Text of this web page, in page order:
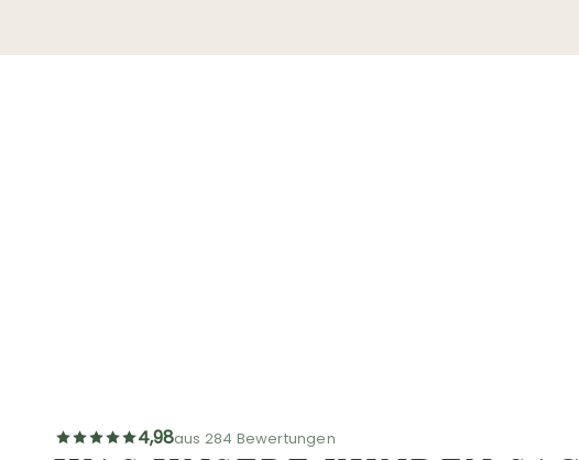
4,98aus 284 Bewertungen